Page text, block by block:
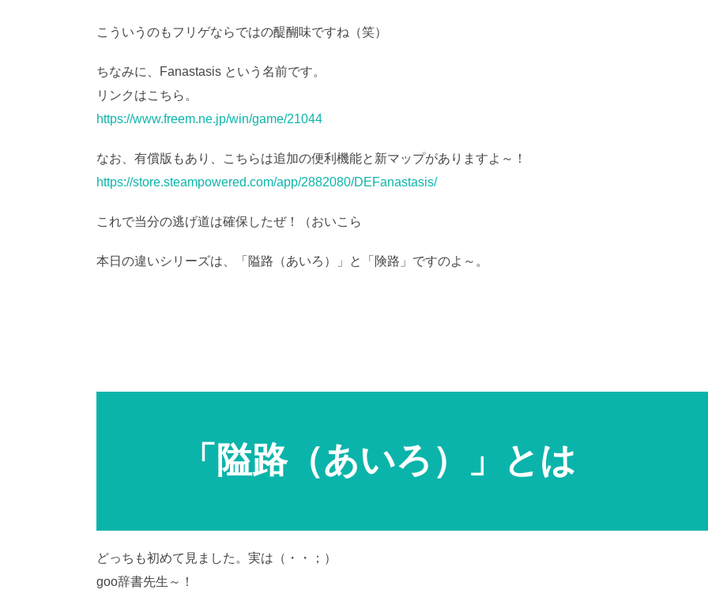
こういうのもフリゲならではの醍醐味ですね（笑）
ちなみに、Fanastasis という名前です。
リンクはこちら。
https://www.freem.ne.jp/win/game/21044
なお、有償版もあり、こちらは追加の便利機能と新マップがありますよ～！
https://store.steampowered.com/app/2882080/DEFanastasis/
これで当分の逃げ道は確保したぜ！（おいこら
本日の違いシリーズは、「隘路（あいろ）」と「険路」ですのよ～。
「隘路（あいろ）」とは
どっちも初めて見ました。実は（・・；）
goo辞書先生～！